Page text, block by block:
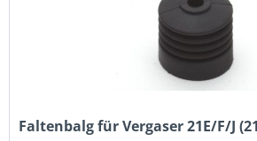
Faltenbalg für Vergaser 21E/F/J